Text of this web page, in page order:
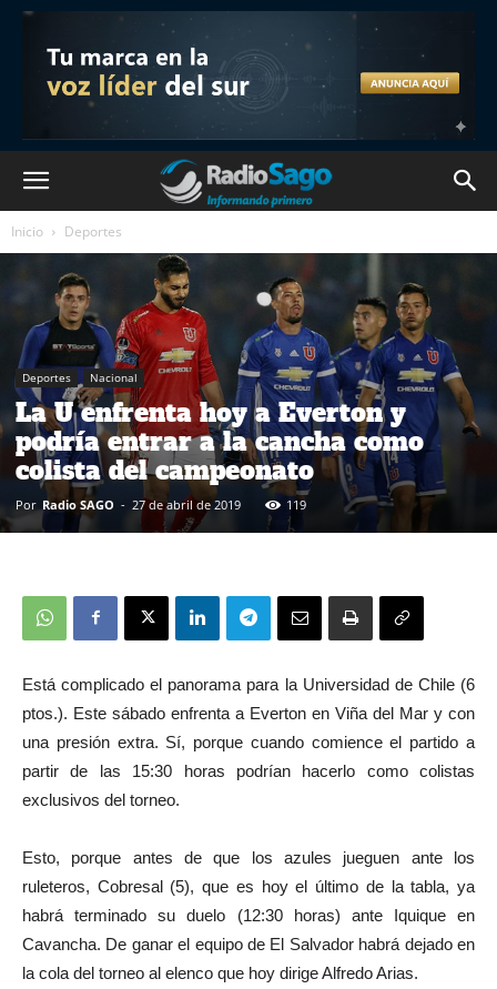
Inicio Deportes
Deportes Nacional
La U enfrenta hoy a Everton y
podría entrar a la cancha como
colista del campeonato
Por Radio SAGO - 27 de abril de 2019 119
Está complicado el panorama para la Universidad de Chile (6
ptos.). Este sábado enfrenta a Everton en Viña del Mar y con
una presión extra. Sí, porque cuando comience el partido a
partir de las 15:30 horas podrían hacerlo como colistas
exclusivos del torneo.
Esto, porque antes de que los azules jueguen ante los
ruleteros, Cobresal (5), que es hoy el último de la tabla, ya
habrá terminado su duelo (12:30 horas) ante Iquique en
Cavancha. De ganar el equipo de El Salvador habrá dejado en
la cola del torneo al elenco que hoy dirige Alfredo Arias.